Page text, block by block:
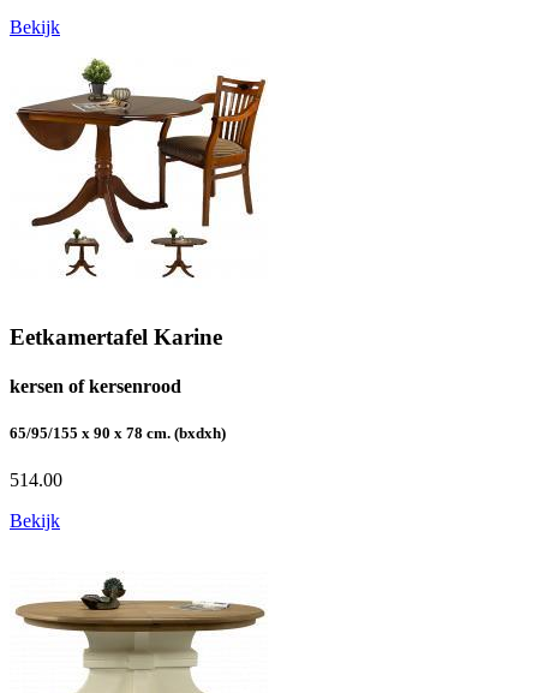
Bekijk
Eetkamertafel Karine
kersen of kersenrood
65/95/155 x 90 x 78 cm. (bxdxh)
514.00
Bekijk